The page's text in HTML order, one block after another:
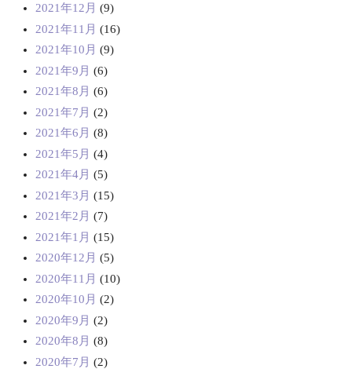
2021年12月 (9)
2021年11月 (16)
2021年10月 (9)
2021年9月 (6)
2021年8月 (6)
2021年7月 (2)
2021年6月 (8)
2021年5月 (4)
2021年4月 (5)
2021年3月 (15)
2021年2月 (7)
2021年1月 (15)
2020年12月 (5)
2020年11月 (10)
2020年10月 (2)
2020年9月 (2)
2020年8月 (8)
2020年7月 (2)